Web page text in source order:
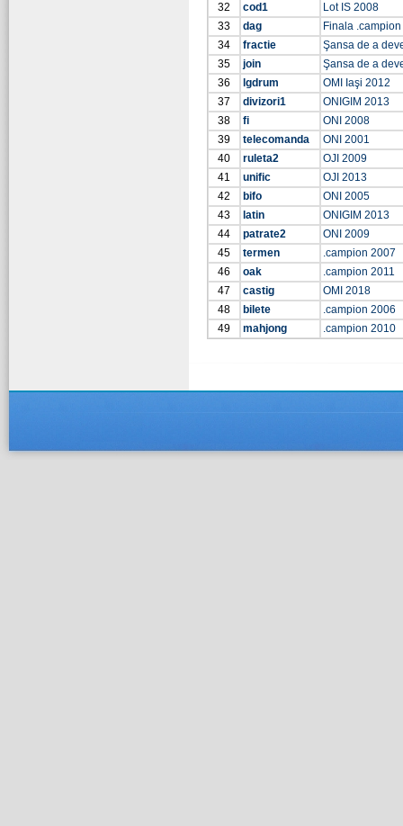
32
cod1
Lot IS 2008
33
dag
Finala
34
fractie
Şansa de a
35
join
Şansa de a
36
lgdrum
OMI Iaşi 2012
37
divizori1
ONIGIM 2013
38
fi
ONI 2008
39
telecomanda
ONI 2001
40
ruleta2
OJI 2009
41
unific
OJI 2013
42
bifo
ONI 2005
43
latin
ONIGIM 2013
44
patrate2
ONI 2009
45
termen
.campion 2007
46
oak
.campion 2011
47
castig
OMI 2018
48
bilete
.campion 2006
49
mahjong .campion 2010